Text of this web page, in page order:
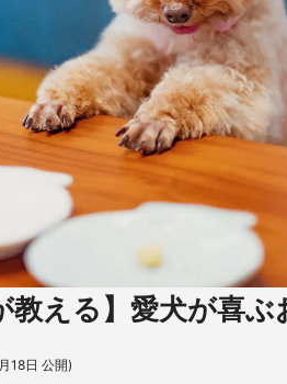
教える】愛犬が喜ぶ
18日 公開)